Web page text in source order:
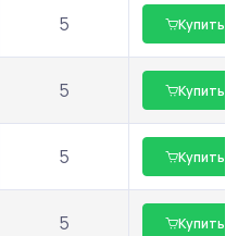
5 Купить
5 Купить
5 Купить
5 Купить